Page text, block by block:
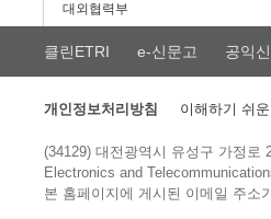
대외협력부
클린ETRI e-신문고 공익
개인정보처리방침 이해하기 쉬
(34129) 대전광역시 유성구 가정로
Electronics and
본 홈페이지에 게시된 이메일 주소